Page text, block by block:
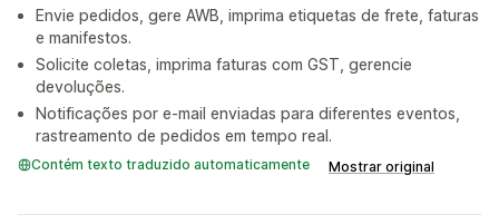
Envie pedidos, gere AWB, imprima etiquetas de frete, faturas
e manifestos.
Solicite coletas, imprima faturas com GST, gerencie
devoluções.
Notificações por e-mail enviadas para diferentes eventos,
rastreamento de pedidos em tempo real.
Contém texto traduzido automaticamente Mostrar original